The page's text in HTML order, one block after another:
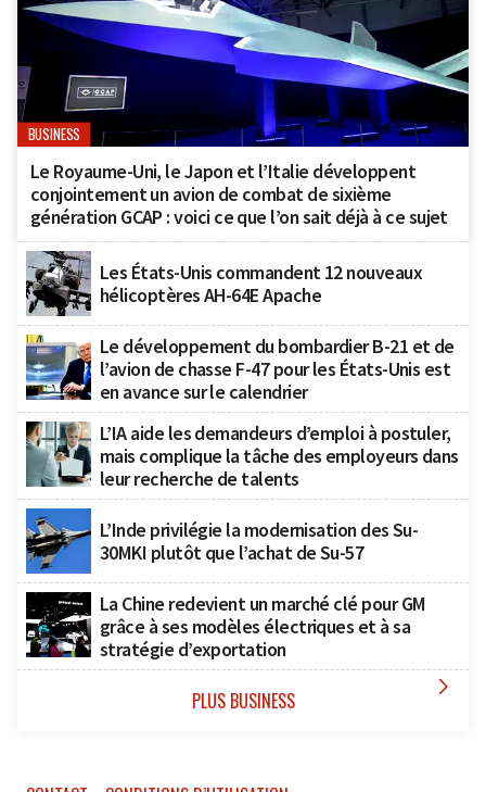
BUSINESS
Le Royaume-Uni, le Japon et l’Italie développent
conjointement un avion de combat de sixième
génération GCAP : voici ce que l’on sait déjà à ce sujet
Les États-Unis commandent 12 nouveaux
hélicoptères AH-64E Apache
Le développement du bombardier B-21 et de
l’avion de chasse F-47 pour les États-Unis est
en avance sur le calendrier
L’IA aide les demandeurs d’emploi à postuler,
mais complique la tâche des employeurs dans
leur recherche de talents
L’Inde privilégie la modernisation des Su-
30MKI plutôt que l’achat de Su-57
La Chine redevient un marché clé pour GM
grâce à ses modèles électriques et à sa
stratégie d’exportation
PLUS BUSINESS 